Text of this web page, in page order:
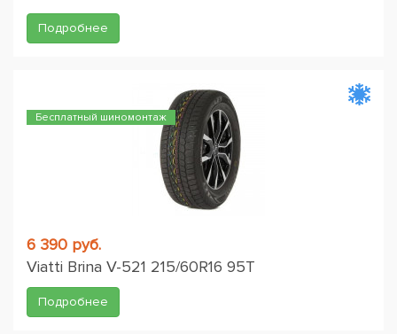
Подробнее
Бесплатный шиномонтаж
6 390 руб.
Viatti Brina V-521 215/60R16 95T
Подробнее